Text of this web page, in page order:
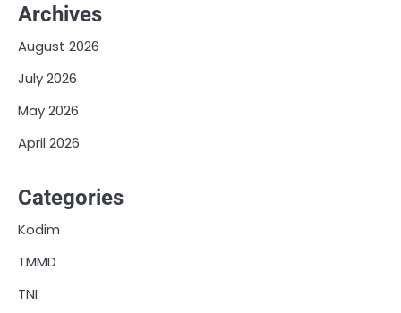
Archives
August 2026
July 2026
May 2026
April 2026
Categories
Kodim
TMMD
TNI